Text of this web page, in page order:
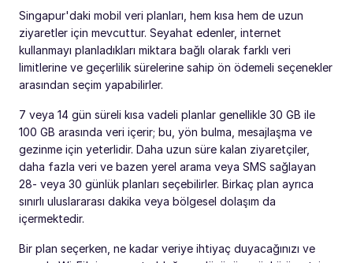
Singapur'daki mobil veri planları, hem kısa hem de uzun
ziyaretler için mevcuttur. Seyahat edenler, internet
kullanmayı planladıkları miktara bağlı olarak farklı veri
limitlerine ve geçerlilik sürelerine sahip ön ödemeli seçenekler
arasından seçim yapabilirler.
7 veya 14 gün süreli kısa vadeli planlar genellikle 30 GB ile
100 GB arasında veri içerir; bu, yön bulma, mesajlaşma ve
gezinme için yeterlidir. Daha uzun süre kalan ziyaretçiler,
daha fazla veri ve bazen yerel arama veya SMS sağlayan
28- veya 30 günlük planları seçebilirler. Birkaç plan ayrıca
sınırlı uluslararası dakika veya bölgesel dolaşım da
içermektedir.
Bir plan seçerken, ne kadar veriye ihtiyaç duyacağınızı ve